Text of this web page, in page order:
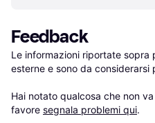
Feedback
Le informazioni riportate
esterne e sono da considerarsi
Hai notato qualcosa che non
favore segnala problemi qui.